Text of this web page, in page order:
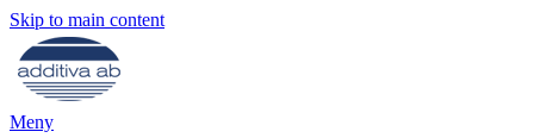
Skip to main content
Meny